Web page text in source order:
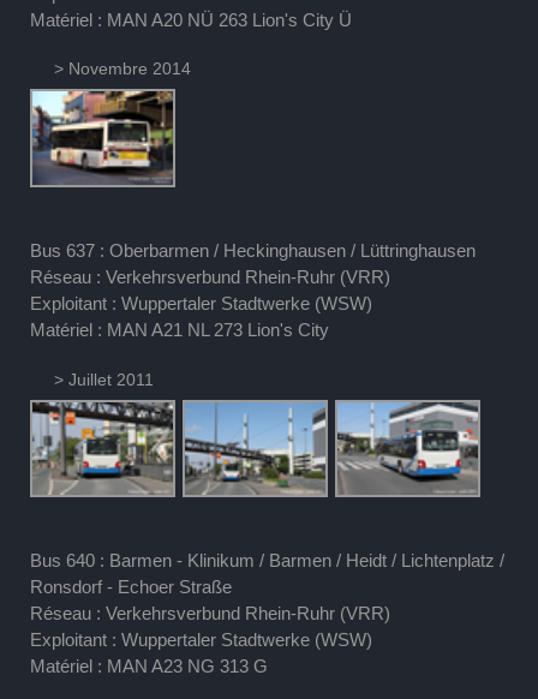
Matériel : MAN A20 NÜ 263 Lion's City Ü
> Novembre 2014
Bus 637 : Oberbarmen / Heckinghausen / Lüttringhausen
Réseau : Verkehrsverbund Rhein-Ruhr (VRR)
Exploitant : Wuppertaler Stadtwerke (WSW)
Matériel : MAN A21 NL 273 Lion's City
> Juillet 2011
Bus 640 : Barmen - Klinikum / Barmen / Heidt / Lichtenplatz /
Ronsdorf - Echoer Straße
Réseau : Verkehrsverbund Rhein-Ruhr (VRR)
Exploitant : Wuppertaler Stadtwerke (WSW)
Matériel : MAN A23 NG 313 G